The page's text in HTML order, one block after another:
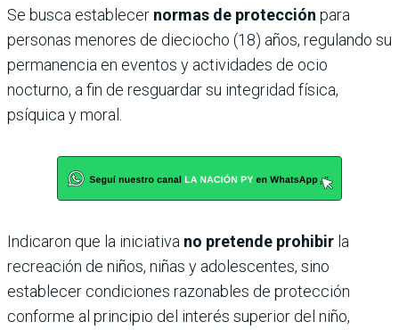
Se busca establecer normas de protección para
personas menores de dieciocho (18) años, regulando su
permanencia en eventos y actividades de ocio
nocturno, a fin de resguardar su integridad física,
psíquica y moral.
Indicaron que la iniciativa no pretende prohibir la
recreación de niños, niñas y adolescentes, sino
establecer condiciones razonables de protección
conforme al principio del interés superior del niño,